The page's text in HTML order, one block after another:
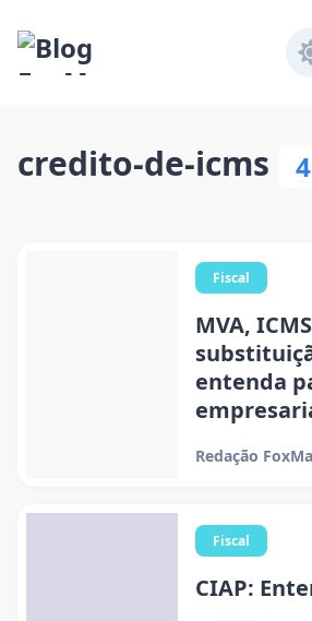
credito-de-icms 4
Fiscal
MVA,
entenda
Redação
Fiscal
CIAP: